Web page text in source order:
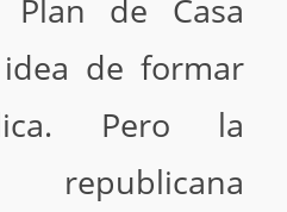
de Casa
de formar
Pero la
republicana